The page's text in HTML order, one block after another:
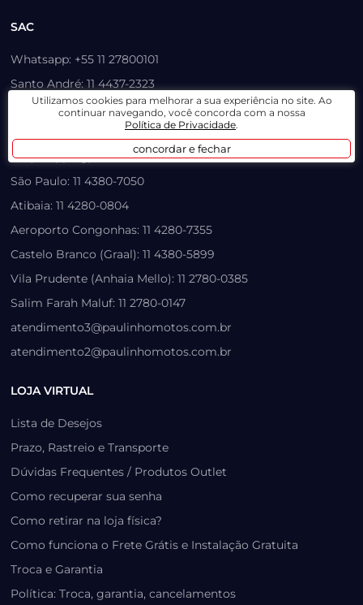
SAC
Whatsapp: +55 11 27800101
Santo André: 11 4437-2323
Mauá: 11 3420-1017
Itú (Shopping): 11 4380-7770
São Paulo: 11 4380-7050
Atibaia: 11 4280-0804
Aeroporto Congonhas: 11 4280-7355
Castelo Branco (Graal): 11 4380-5899
Vila Prudente (Anhaia Mello): 11 2780-0385
Salim Farah Maluf: 11 2780-0147
atendimento3@paulinhomotos.com.br
atendimento2@paulinhomotos.com.br
LOJA VIRTUAL
Lista de Desejos
Prazo, Rastreio e Transporte
Dúvidas Frequentes / Produtos Outlet
Como recuperar sua senha
Como retirar na loja física?
Como funciona o Frete Grátis e Instalação Gratuita
Troca e Garantia
Política: Troca, garantia, cancelamentos
Utilizamos cookies para melhorar a sua experiência no site. Ao
continuar navegando, você concorda com a nossa
Política de Privacidade.
concordar e fechar